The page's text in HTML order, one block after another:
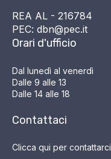
REA AL - 216784
PEC: dbn@pec.it
Orari d'ufficio
Dal lunedì al venerdì
Dalle 9 alle 13
Dalle 14 alle 18
Contattaci
Clicca qui per contattarci